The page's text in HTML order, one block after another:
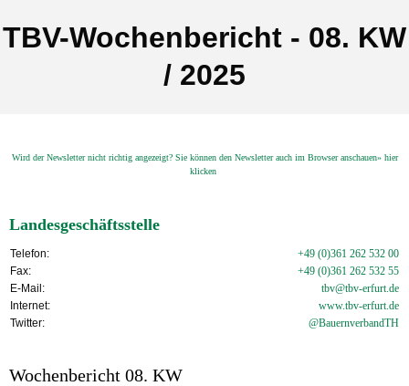
TBV-Wochenbericht - 08. KW
/ 2025
Wird der Newsletter nicht richtig angezeigt? Sie können den Newsletter auch im Browser anschauen» hier
klicken
Landesgeschäftsstelle
Telefon:
+49 (0)361 262 532 00
Fax:
+49 (0)361 262 532 55
E-Mail:
tbv@tbv-erfurt.de
Internet:
www.tbv-erfurt.de
Twitter:
@BauernverbandTH
Wochenbericht 08. KW